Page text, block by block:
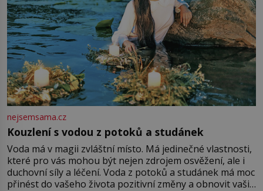
nejsemsama.cz
Kouzlení s vodou z potoků a studánek
Voda má v magii zvláštní místo. Má jedinečné vlastnosti,
které pro vás mohou být nejen zdrojem osvěžení, ale i
duchovní síly a léčení. Voda z potoků a studánek má moc
přinést do vašeho života pozitivní změny a obnovit vaši